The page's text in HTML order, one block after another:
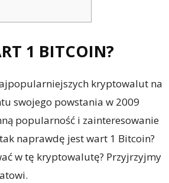
1 BITCOIN?
kryptowalut na
swojego powstania w 2009
popularność i zainteresowanie
naprawdę jest wart 1 Bitcoin?
w tę kryptowalutę? Przyjrzyjmy